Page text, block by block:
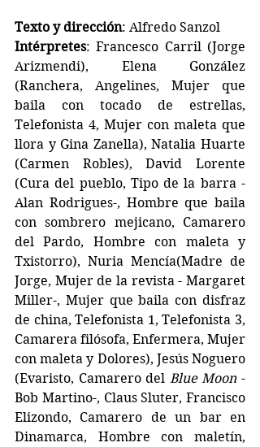
Texto y dirección: Alfredo Sanzol
Intérpretes: Francesco Carril (Jorge
Arizmendi), Elena González
(Ranchera, Angelines, Mujer que
baila con tocado de estrellas,
Telefonista 4, Mujer con maleta que
llora y Gina Zanella), Natalia Huarte
(Carmen Robles), David Lorente
(Cura del pueblo, Tipo de la barra -
Alan Rodrigues-, Hombre que baila
con sombrero mejicano, Camarero
del Pardo, Hombre con maleta y
Txistorro), Nuria Mencía(Madre de
Jorge, Mujer de la revista - Margaret
Miller-, Mujer que baila con disfraz
de china, Telefonista 1, Telefonista 3,
Camarera filósofa, Enfermera, Mujer
con maleta y Dolores), Jesús Noguero
(Evaristo, Camarero del Blue Moon -
Bob Martino-, Claus Sluter, Francisco
Elizondo, Camarero de un bar en
Dinamarca, Hombre con maletín,